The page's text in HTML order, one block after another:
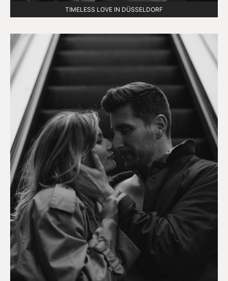
TIMELESS LOVE IN DÜSSELDORF